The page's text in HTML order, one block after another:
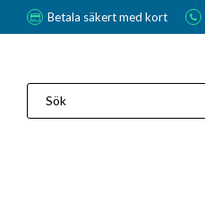
Betala säkert med kort